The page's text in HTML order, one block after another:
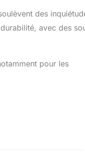
des
avec des
pour les